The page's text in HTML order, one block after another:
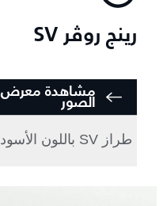
رينج روڤر SV
مشاهدة معرض
الصور
طراز SV باللون الأسود